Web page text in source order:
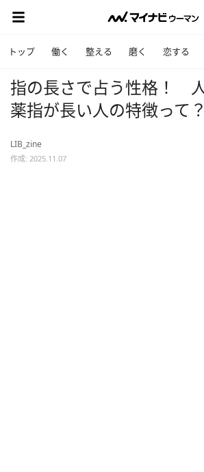
トップ 働く 整える 磨く 恋する
指の長さで占う性格！
薬指が長い人の特徴って？
LIB_zine
作成: 2025.11.07